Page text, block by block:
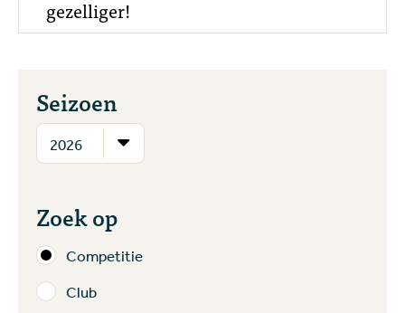
gezelliger!
Seizoen
Zoek op
Competitie
Club